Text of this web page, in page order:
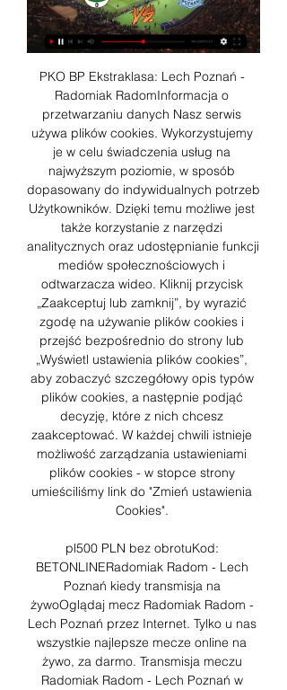
PKO BP Ekstraklasa: Lech Poznań -
Radomiak RadomInformacja o
przetwarzaniu danych Nasz serwis
używa plików cookies. Wykorzystujemy
je w celu świadczenia usług na
najwyższym poziomie, w sposób
dopasowany do indywidualnych potrzeb
Użytkowników. Dzięki temu możliwe jest
także korzystanie z narzędzi
analitycznych oraz udostępnianie funkcji
mediów społecznościowych i
odtwarzacza wideo. Kliknij przycisk
„Zaakceptuj lub zamknij”, by wyrazić
zgodę na używanie plików cookies i
przejść bezpośrednio do strony lub
„Wyświetl ustawienia plików cookies”,
aby zobaczyć szczegółowy opis typów
plików cookies, a następnie podjąć
decyzję, które z nich chcesz
zaakceptować. W każdej chwili istnieje
możliwość zarządzania ustawieniami
plików cookies - w stopce strony
umieściliśmy link do "Zmień ustawienia
Cookies".
pl500 PLN bez obrotuKod:
BETONLINERadomiak Radom - Lech
Poznań kiedy transmisja na
żywoOglądaj mecz Radomiak Radom -
Lech Poznań przez Internet. Tylko u nas
wszystkie najlepsze mecze online na
żywo, za darmo. Transmisja meczu
Radomiak Radom - Lech Poznań w